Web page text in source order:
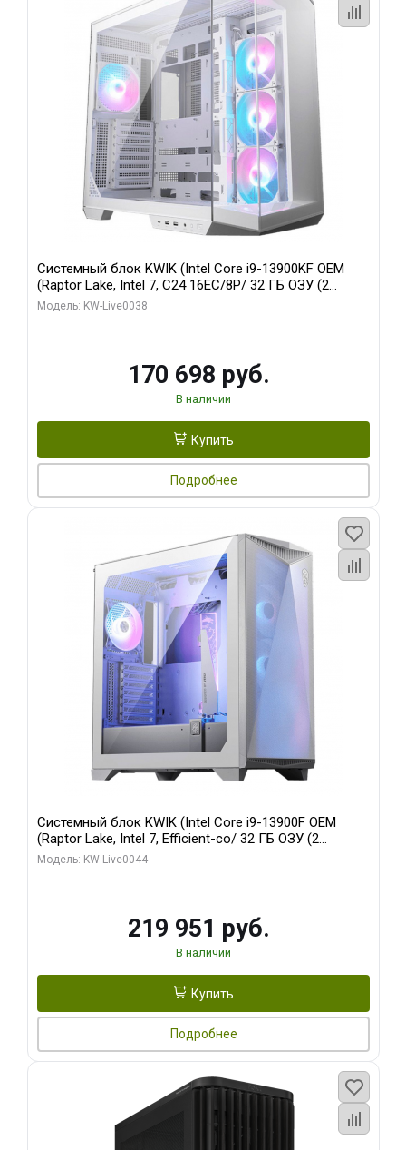
Системный блок KWIK (Intel Core i9-13900KF OEM
(Raptor Lake, Intel 7, C24 16EC/8P/ 32 ГБ ОЗУ (2
модуля)/ Gigabyte RX9070XT GAMING OC 16GB GDDR6
Модель: KW-Live0038
170 698 руб.
В наличии
Купить
Подробнее
Системный блок KWIK (Intel Core i9-13900F OEM
(Raptor Lake, Intel 7, Efficient-co/ 32 ГБ ОЗУ (2
модуля)/ Gigabyte RTX5070Ti AERO OC 16GB GDDR7
Модель: KW-Live0044
219 951 руб.
В наличии
Купить
Подробнее